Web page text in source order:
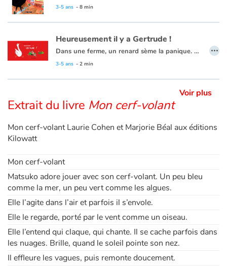
3-5 ans - 8 min
Heureusement il y a Gertrude !
Dans une ferme, un renard sème la panique. Heureusement il y a Gertrude !
3-5 ans - 2 min
…
Voir plus
Extrait du livre Mon cerf-volant
Mon cerf-volant Laurie Cohen et Marjorie Béal aux éditions
Kilowatt
Mon cerf-volant
Matsuko adore jouer avec son cerf-volant. Un peu bleu
comme la mer, un peu vert comme les algues.
Elle l’agite dans l’air et parfois il s’envole.
Elle le regarde, porté par le vent comme un oiseau.
Elle l’entend qui claque, qui chante. Il se cache parfois dans
les nuages. Brille, quand le soleil pointe son nez.
Il effleure les vagues, puis remonte doucement.